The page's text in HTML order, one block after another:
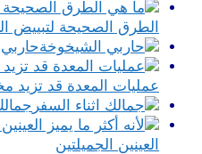
الطرق الصحيحة لتبييض
عمليات المعدة قد تزيد
العينين الجميلتين